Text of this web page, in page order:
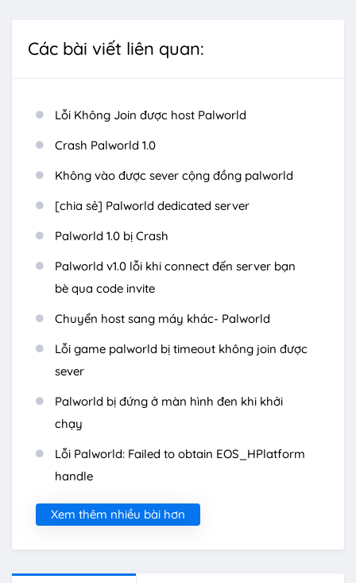
Các bài viết liên quan:
Lỗi Không Join được host Palworld
Crash Palworld 1.0
Không vào được sever cộng đồng palworld
[chia sẻ] Palworld dedicated server
Palworld 1.0 bị Crash
Palworld v1.0 lỗi khi connect đến server bạn
bè qua code invite
Chuyển host sang máy khác- Palworld
Lỗi game palworld bị timeout không join được
sever
Palworld bị đứng ở màn hình đen khi khởi
chạy
Lỗi Palworld: Failed to obtain EOS_HPlatform
handle
Xem thêm nhiều bài hơn